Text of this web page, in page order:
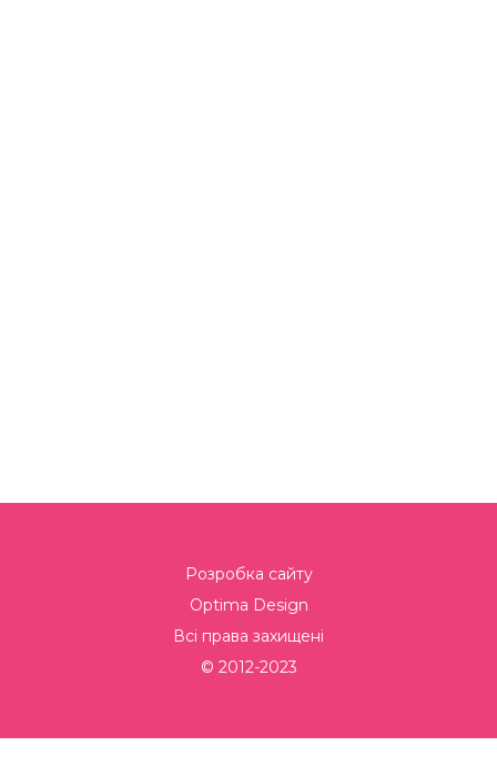
Розробка сайту
Optima Design
Всі права захищені
© 2012-2023